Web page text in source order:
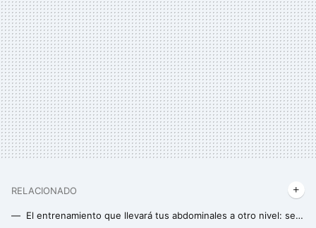
RELACIONADO
El entrenamiento que llevará tus abdominales a otro nivel: se hace en casa y solo necesitarás una toalla